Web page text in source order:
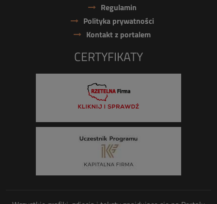
Regulamin
Polityka prywatności
Kontakt z portalem
CERTYFIKATY